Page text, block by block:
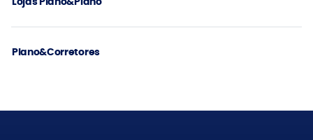
Plano&Corretores